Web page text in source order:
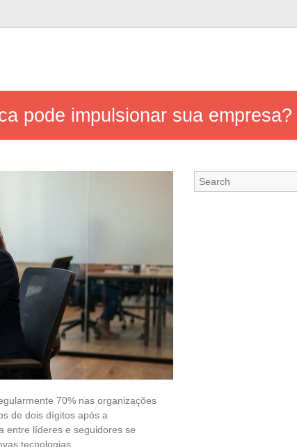
pode impulsionar sua empresa?
70% nas organizações
de dois dígitos após a
entre líderes e seguidores se
tecnologias.